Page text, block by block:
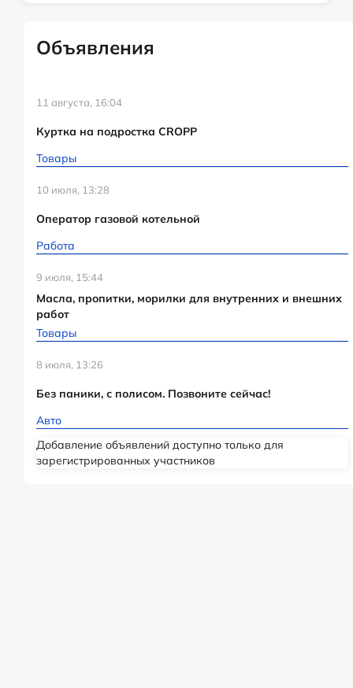
Объявления
11 августа, 16:04
Куртка на подростка CROPP
Товары
10 июля, 13:28
Оператор газовой котельной
Работа
9 июля, 15:44
Масла, пропитки, морилки для внутренних и внешних
работ
Товары
8 июля, 13:26
Без паники, с полисом. Позвоните сейчас!
Авто
Добавление объявлений доступно только для
зарегистрированных участников